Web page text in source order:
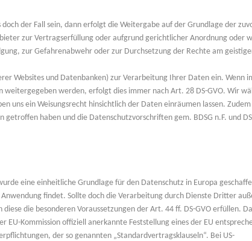
der Fall sein, dann erfolgt die Weitergabe auf der Grundlage der
zur Vertragserfüllung oder aufgrund gerichtlicher Anordnung oder
zur Gefahrenabwehr oder zur Durchsetzung der Rechte am
Websites und Datenbanken) zur Verarbeitung Ihrer Daten ein. Wenn
werden, erfolgt dies immer nach Art. 28 DS-GVO. Wir
uns ein Weisungsrecht hinsichtlich der Daten einräumen lassen. Zudem
haben und die Datenschutzvorschriften gem. BDSG n.F. und
eine einheitliche Grundlage für den Datenschutz in Europa
findet. Sollte doch die Verarbeitung durch Dienste Dritter
die besonderen Voraussetzungen der Art. 44 ff. DS-GVO erfüllen.
Kommission offiziell anerkannte Feststellung eines der EU
der so genannten „Standardvertragsklauseln“. Bei US-